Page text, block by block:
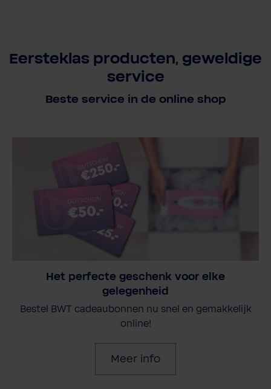
Eersteklas producten, geweldige
service
Beste service in de online shop
Het perfecte geschenk voor elke
gelegenheid
Bestel BWT cadeaubonnen nu snel en gemakkelijk
online!
Meer info